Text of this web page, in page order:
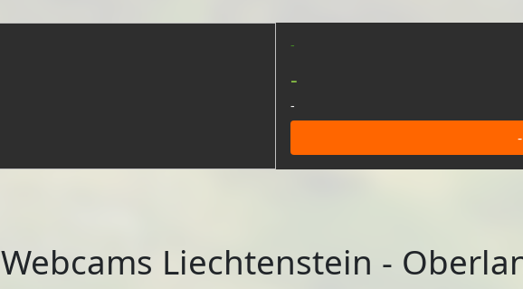
-
-
-
-
Webcams Liechtenstein -